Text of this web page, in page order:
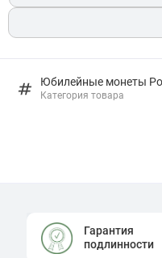
Юбилейные монеты
Категория товара
Гарантия
подлинности